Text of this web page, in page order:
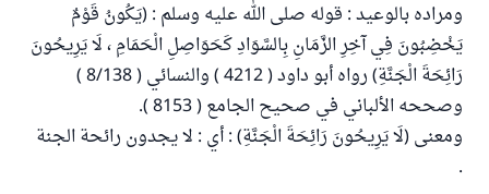
ومراده بالوعيد : قوله صلى الله عليه وسلم : (يَكُونُ قَوْمٌ
يَخْضِبُونَ فِي آخِرِ الزَّمَانِ بِالسَّوَادِ كَحَوَاصِلِ الْحَمَامِ ، لَا يَرِيحُونَ
رَائِحَةَ الْجَنَّةِ) رواه أبو داود ( 4212 ) والنسائي ( 8/138 )
وصححه الألباني في صحيح الجامع ( 8153 ).
ومعنى (لَا يَرِيحُونَ رَائِحَةَ الْجَنَّةِ) : أي : لا يجدون رائحة الجنة
.